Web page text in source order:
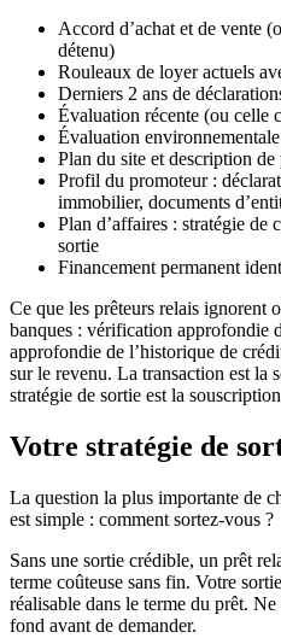
Accord d’achat et de vente
détenu)
Rouleaux de loyer actuels
Derniers 2 ans de
Évaluation récente (ou celle
Évaluation
Plan du site et description de
Profil du promoteur :
immobilier, documents
Plan d’affaires : stratégie de
sortie
Financement permanent
Ce que les prêteurs relais ignorent
banques : vérification approfondie
approfondie de l’historique de
sur le revenu. La transaction est la
stratégie de sortie est la
Votre stratégie de
La question la plus importante de
est simple : comment sortez-vous ?
Sans une sortie crédible, un prêt
terme coûteuse sans fin. Votre
réalisable dans le terme du prêt.
fond avant de demander.